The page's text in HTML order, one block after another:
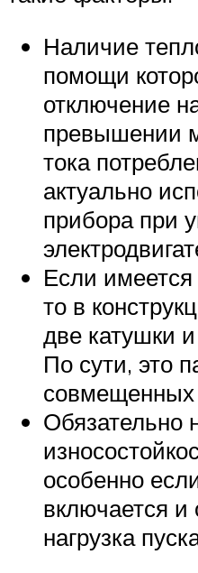
Наличие
помощи
отключение
превышении
тока
актуально
прибора при
Если
то в
две катушки
По сути, это
совмещенных
Обязательно
особенно
включается и
нагрузка